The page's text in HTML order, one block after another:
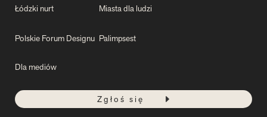
Łódzki nurt Miasta dla ludzi
Polskie Forum Designu Palimpsest
Dla mediów
Zgłoś się